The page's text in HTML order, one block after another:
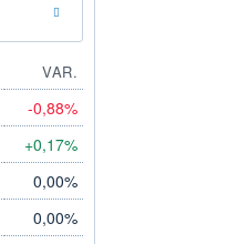
VAR.
-0,88%
+0,17%
0,00%
0,00%